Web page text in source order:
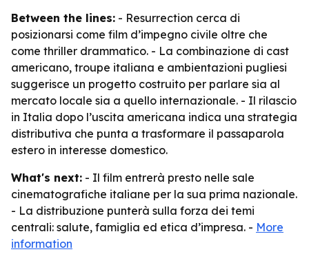
Between the lines: - Resurrection cerca di
posizionarsi come film d’impegno civile oltre che
come thriller drammatico. - La combinazione di cast
americano, troupe italiana e ambientazioni pugliesi
suggerisce un progetto costruito per parlare sia al
mercato locale sia a quello internazionale. - Il rilascio
in Italia dopo l’uscita americana indica una strategia
distributiva che punta a trasformare il passaparola
estero in interesse domestico.
What's next: - Il film entrerà presto nelle sale
cinematografiche italiane per la sua prima nazionale.
- La distribuzione punterà sulla forza dei temi
centrali: salute, famiglia ed etica d’impresa. - More
information